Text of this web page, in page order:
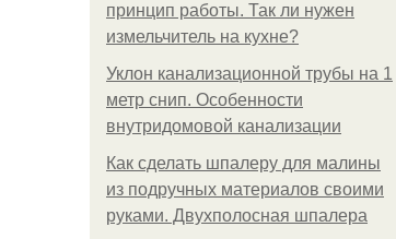
принцип работы. Так ли нужен
измельчитель на кухне?
Уклон канализационной трубы на 1
метр снип. Особенности
внутридомовой канализации
Как сделать шпалеру для малины
из подручных материалов своими
руками. Двухполосная шпалера